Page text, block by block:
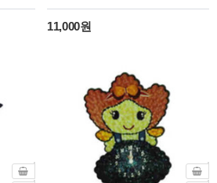
11,000원